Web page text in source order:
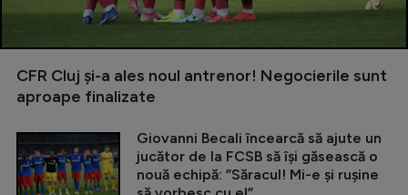
CFR Cluj și-a ales noul antrenor! Negocierile sunt
aproape finalizate
Giovanni Becali încearcă să ajute un
jucător de la FCSB să își găsească o
nouă echipă: ”Săracul! Mi-e și rușine